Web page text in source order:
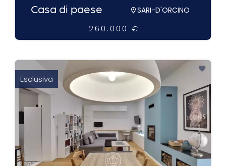
Casa di paese SARI-D'ORCINO
260.000 €
Esclusiva